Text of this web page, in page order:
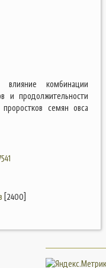
влияние комбинации
и продолжительности
семян овса
[2400]